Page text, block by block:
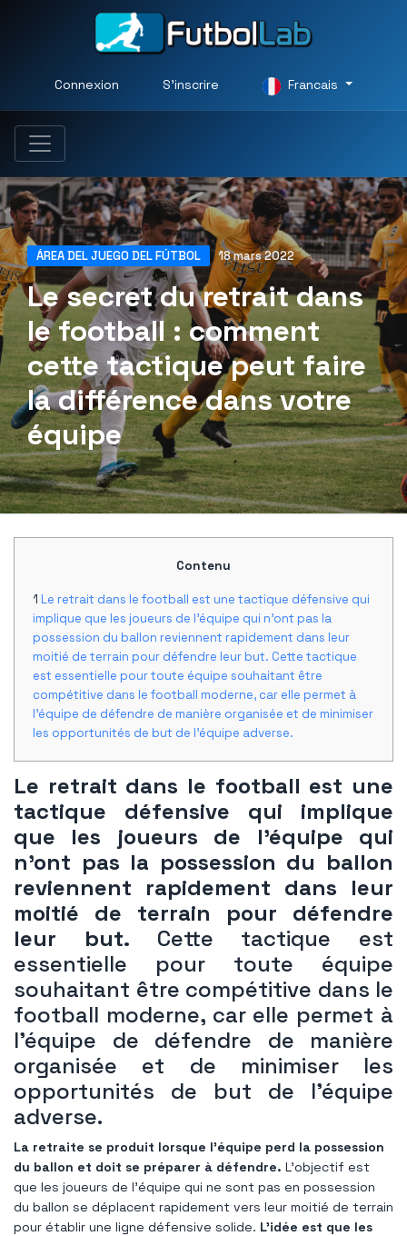
Connexion S'inscrire Francais
ÁREA DEL JUEGO DEL FÚTBOL 18 mars 2022
Le secret du retrait dans
le football : comment
cette tactique peut faire
la différence dans votre
équipe
Contenu
Le retrait dans le football est une tactique défensive qui
implique que les joueurs de l'équipe qui n'ont pas la
possession du ballon reviennent rapidement dans leur
moitié de terrain pour défendre leur but. Cette tactique
est essentielle pour toute équipe souhaitant être
compétitive dans le football moderne, car elle permet à
l'équipe de défendre de manière organisée et de minimiser
les opportunités de but de l'équipe adverse.
Le retrait dans le football est une
tactique défensive qui implique
que les joueurs de l'équipe qui
n'ont pas la possession du ballon
reviennent rapidement dans leur
moitié de terrain pour défendre
leur but. Cette tactique est
essentielle pour toute équipe
souhaitant être compétitive dans le
football moderne, car elle permet à
l'équipe de défendre de manière
organisée et de minimiser les
opportunités de but de l'équipe
adverse.
La retraite se produit lorsque l'équipe perd la possession
du ballon et doit se préparer à défendre. L'objectif est
que les joueurs de l'équipe qui ne sont pas en possession
du ballon se déplacent rapidement vers leur moitié de terrain
pour établir une ligne défensive solide. L'idée est que les